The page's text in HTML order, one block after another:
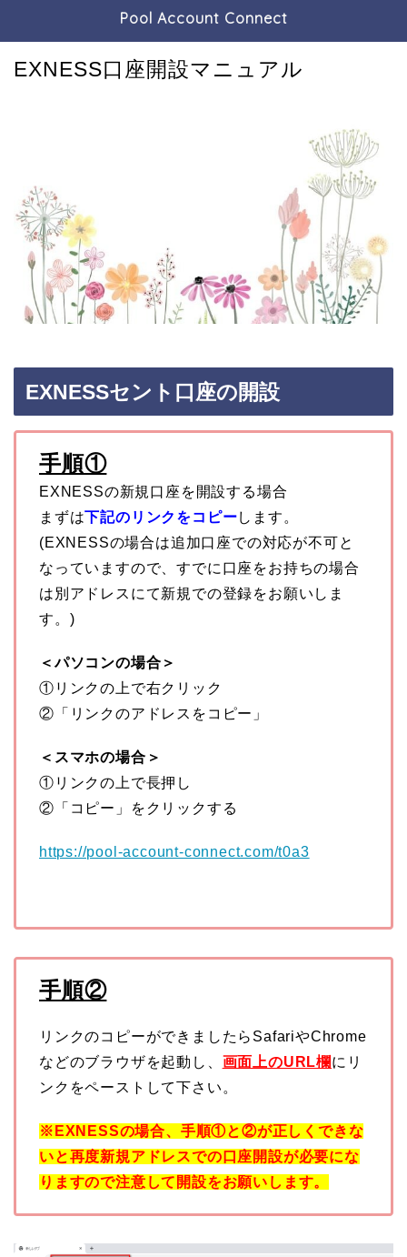
Pool Account Connect
EXNESS口座開設マニュアル
EXNESSセント口座の開設
手順①
EXNESSの新規口座を開設する場合
まずは下記のリンクをコピーします。
(EXNESSの場合は追加口座での対応が不可と
なっていますので、すでに口座をお持ちの場合
は別アドレスにて新規での登録をお願いしま
す。)
＜パソコンの場合＞
①リンクの上で右クリック
②「リンクのアドレスをコピー」
＜スマホの場合＞
①リンクの上で長押し
②「コピー」をクリックする
https://pool-account-connect.com/t0a3
手順②
リンクのコピーができましたらSafariやChrome
などのブラウザを起動し、 画面上のURL欄にリ
ンクをペーストして下さい。
※EXNESSの場合、手順①と②が正しくできな
いと再度新規アドレスでの口座開設が必要にな
りますので注意して開設をお願いします。